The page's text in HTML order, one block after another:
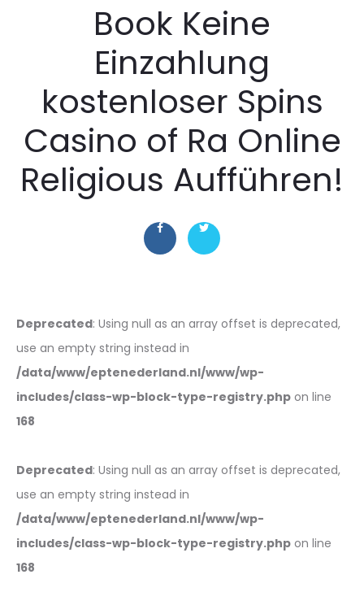
Book Keine
Einzahlung
kostenloser Spins
Casino of Ra Online
Religious Aufführen!
Deprecated: Using null as an array offset is deprecated,
use an empty string instead in
/data/www/eptenederland.nl/www/wp-
includes/class-wp-block-type-registry.php on line
168
Deprecated: Using null as an array offset is deprecated,
use an empty string instead in
/data/www/eptenederland.nl/www/wp-
includes/class-wp-block-type-registry.php on line
168